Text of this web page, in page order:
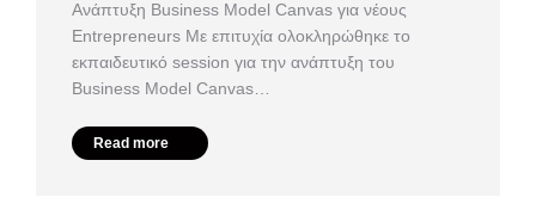
Ανάπτυξη Business Model Canvas για νέους
Entrepreneurs Με επιτυχία ολοκληρώθηκε το
εκπαιδευτικό session για την ανάπτυξη του
Business Model Canvas…
Read more